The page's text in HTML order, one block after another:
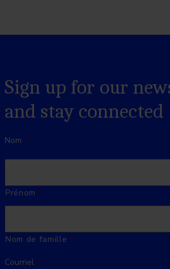
Sign up for our
and stay connected
Nom *
Prénom
Nom de famille
Courriel *